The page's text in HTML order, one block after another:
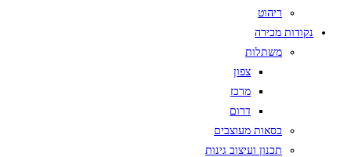
ריהוט
נקודות מכירה
משתלות
צפון
מרכז
דרום
כסאות מעוצבים
תכנון ועיצוב גינות